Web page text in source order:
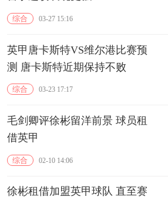
综合 03-27 15:16
英甲唐卡斯特VS维尔港比赛预
测 唐卡斯特近期保持不败
综合 03-23 17:17
毛剑卿评徐彬留洋前景 球员租
借英甲
综合 02-10 14:06
徐彬租借加盟英甲球队 直至赛